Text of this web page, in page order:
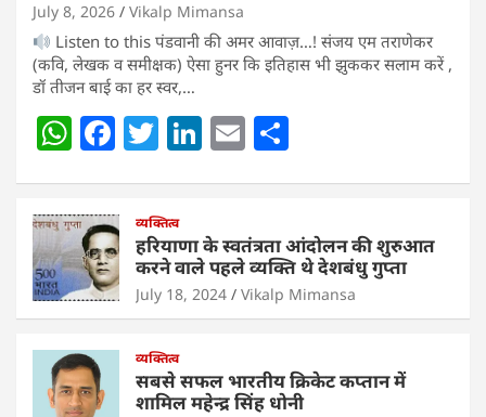
July 8, 2026 Vikalp Mimansa
Listen to this पंडवानी की अमर आवाज़…! संजय एम तराणेकर
(कवि, लेखक व समीक्षक) ऐसा हुनर कि इतिहास भी झुककर सलाम करें ,
डॉ तीजन बाई का हर स्वर,…
W
at
s
A
p
p
F
c
e
b
o
o
T
er
Li
e
dI
n
E
l e
व्यक्तित्व
हरियाणा के स्वतंत्रता आंदोलन की शुरुआत
करने वाले पहले व्यक्ति थे देशबंधु गुप्ता
July 18, 2024 Vikalp Mimansa
व्यक्तित्व
सबसे सफल भारतीय क्रिकेट कप्तान में
शामिल महेन्द्र सिंह धोनी